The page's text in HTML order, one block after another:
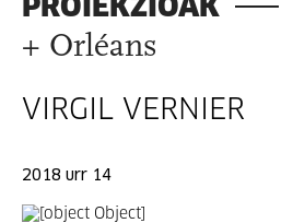
+ Orléans
VIRGIL VERNIER
2018 urr 14